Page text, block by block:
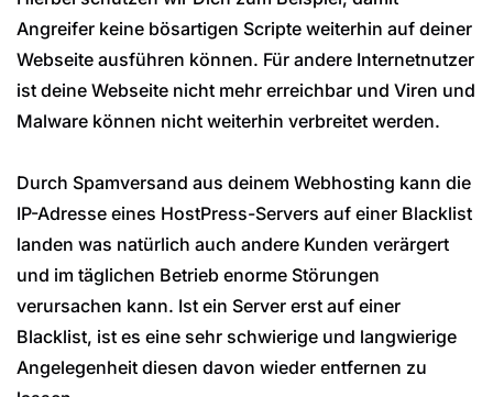
Angreifer keine bösartigen Scripte weiterhin auf deiner
Webseite ausführen können. Für andere Internetnutzer
ist deine Webseite nicht mehr erreichbar und Viren und
Malware können nicht weiterhin verbreitet werden.
Durch Spamversand aus deinem Webhosting kann die
IP-Adresse eines HostPress-Servers auf einer Blacklist
landen was natürlich auch andere Kunden verärgert
und im täglichen Betrieb enorme Störungen
verursachen kann. Ist ein Server erst auf einer
Blacklist, ist es eine sehr schwierige und langwierige
Angelegenheit diesen davon wieder entfernen zu